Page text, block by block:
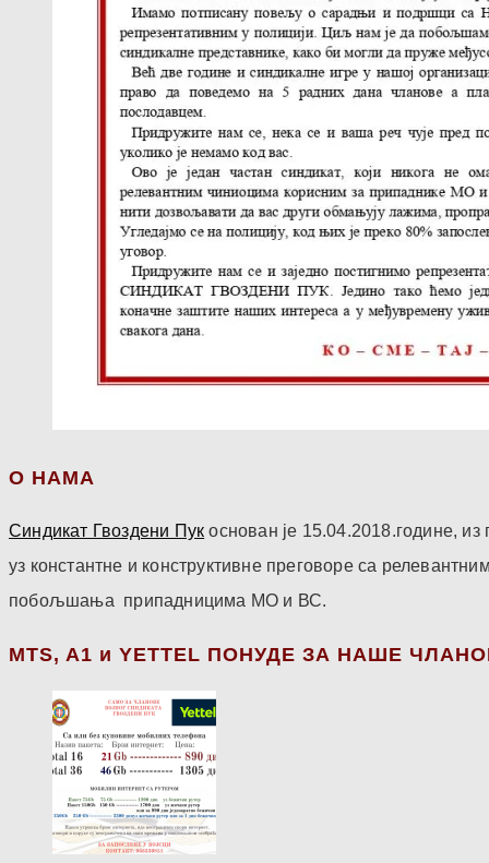
О НАМА
Синдикат Гвоздени Пук основан је 15.04.2018.године,
уз константне и конструктивне преговоре са
побољшања припадницима МО и ВС.
МТS, A1 и YETTEL ПОНУДЕ ЗА НАШЕ